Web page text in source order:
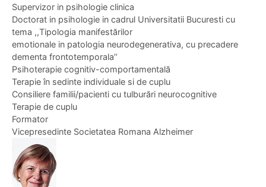
Supervizor in psihologie clinica
Doctorat in psihologie in cadrul Universitatii Bucuresti cu
tema ,,Tipologia manifestărilor
emotionale in patologia neurodegenerativa, cu precadere
dementa frontotemporala’’
Psihoterapie cognitiv-comportamentală
Terapie în sedinte individuale si de cuplu
Consiliere familii/pacienti cu tulburări neurocognitive
Terapie de cuplu
Formator
Vicepresedinte Societatea Romana Alzheimer